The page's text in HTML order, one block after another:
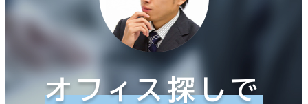
オフィス探しで